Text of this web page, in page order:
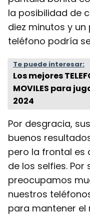
la posibilidad de
diez minutos y
teléfono podría
Te puede interesar:
Los mejores
MOVILES para
2024
Por desgracia,
buenos
pero la frontal es
de los selfies. Por
preocupamos
nuestros
para mantener el